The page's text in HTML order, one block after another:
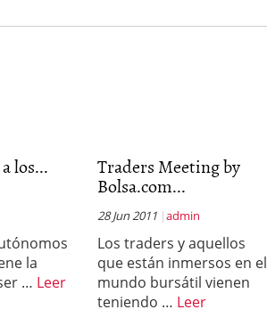
para las pymes que venden online
exitoso junio 20, 2025
Empresarial mayo 14, 2025
para trasladar empleados sin
los...
la
… Leer
Traders Meeting by
Bolsa.com...
28 Jun 2011 admin
Los traders y aquellos
que están inmersos en el
mundo bursátil vienen
teniendo … Leer